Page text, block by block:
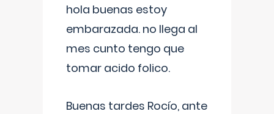
hola buenas estoy
embarazada. no llega al
mes cunto tengo que
tomar acido folico.
Buenas tardes Rocío, ante